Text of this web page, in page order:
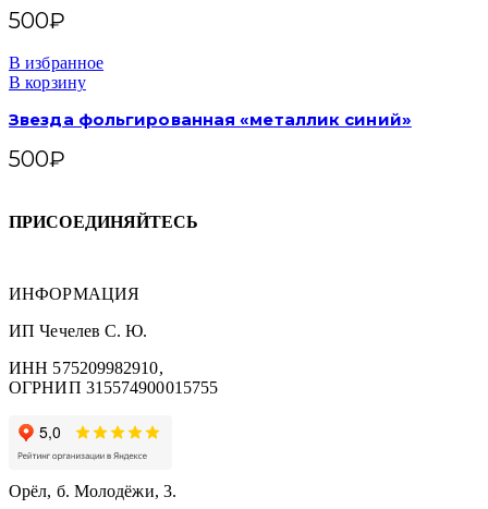
500₽
В избранное
В корзину
Звезда фольгированная «металлик синий»
500₽
ПРИСОЕДИНЯЙТЕСЬ
ИНФОРМАЦИЯ
ИП Чечелев С. Ю.
ИНН 575209982910,
ОГРНИП 315574900015755
Орёл, б. Молодёжи, 3.